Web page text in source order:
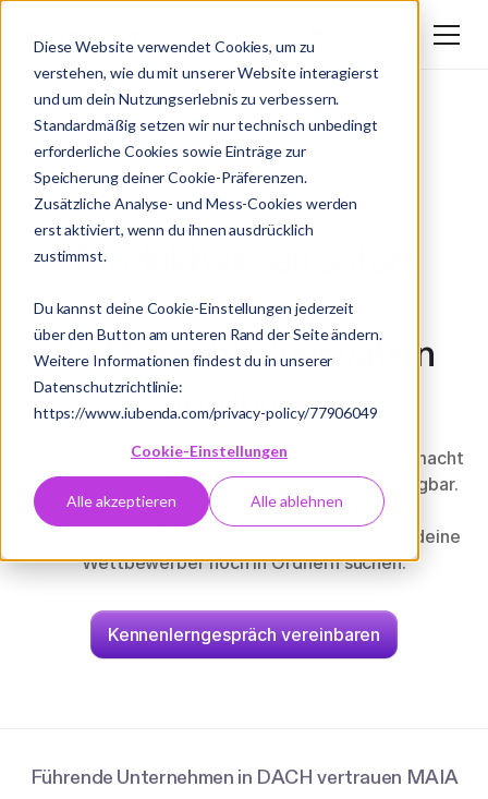
Diese Website verwendet Cookies, um zu
verstehen, wie du mit unserer Website interagierst
und um dein Nutzungserlebnis zu verbessern.
Standardmäßig setzen wir nur technisch unbedingt
erforderliche Cookies sowie Einträge zur
Speicherung deiner Cookie-Präferenzen.
Zusätzliche Analyse- und Mess-Cookies werden
erst aktiviert, wenn du ihnen ausdrücklich
zustimmst.
Du kannst deine Cookie-Einstellungen jederzeit
über den Button am unteren Rand der Seite ändern.
Weitere Informationen findest du in unserer
Datenschutzrichtlinie:
https://www.iubenda.com/privacy-policy/77906049
Cookie-Einstellungen
Alle akzeptieren Alle ablehnen
DE
EN
Produktwissen sofort
finden.
Zeit für echte Innovation
gewinnen.
Schluss mit der Dokumenten-Recherche. MAIA macht
dein komplettes Produktwissen per Chat verfügbar.
Stelle Fragen in deiner Sprache und erhalte
sekundenschnell präzise Antworten – während deine
Wettbewerber noch in Ordnern suchen.
Kennenlerngespräch vereinbaren
Führende Unternehmen in DACH vertrauen MAIA